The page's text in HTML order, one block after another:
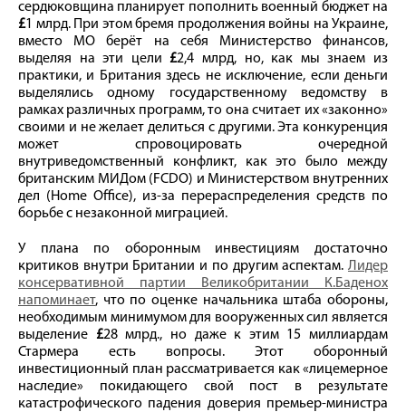
сердюковщина планирует пополнить военный бюджет на
£1 млрд. При этом бремя продолжения войны на Украине,
вместо МО берёт на себя Министерство финансов,
выделяя на эти цели£2,4 млрд, но, как мы знаем из
практики, и Британия здесь не исключение, если деньги
выделялись одному государственному ведомству в
рамках различных программ, то она считает их «законно»
своими и не желает делиться с другими. Эта конкуренция
может спровоцировать очередной
внутриведомственный конфликт, как это было между
британским МИДом (FCDO) и Министерством внутренних
дел (Home Office), из-за перераспределения средств по
борьбе с незаконной миграцией.
У плана по оборонным инвестициям достаточно
критиков внутри Британии и по другим аспектам. Лидер
консервативной партии Великобритании К.Баденох
напоминает, что по оценке начальника штаба обороны,
необходимым минимумом для вооруженных сил является
выделение £28 млрд., но даже к этим 15 миллиардам
Стармера есть вопросы. Этот оборонный
инвестиционный план рассматривается как «лицемерное
наследие» покидающего свой пост в результате
катастрофического падения доверия премьер-министра